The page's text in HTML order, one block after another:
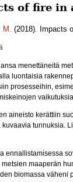
of fire in
M. (2018). Impacts
menettäneitä
luontaisia
prosesseihin,
aineisto kerättiin
kuvaavia tunnuksia.
ennallistamisessa
maaperän
biomassa väheni